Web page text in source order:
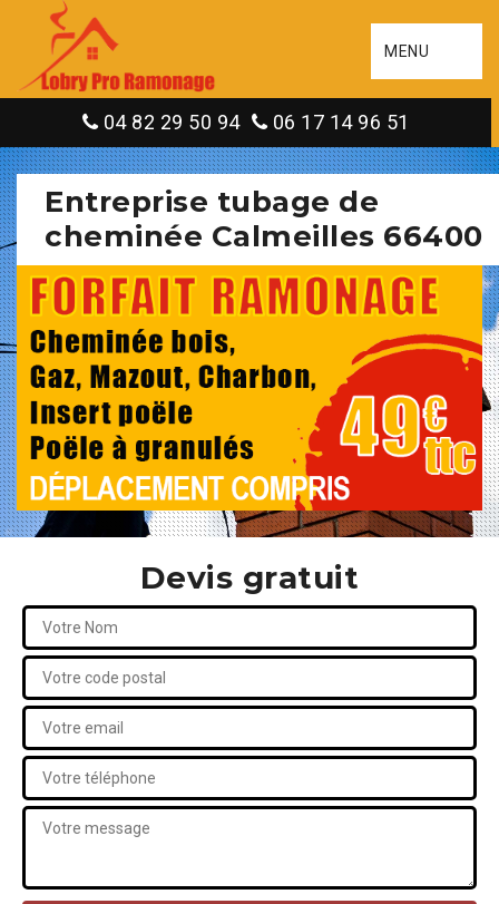
MENU
04 82 29 50 94 06 17 14 96 51
Entreprise tubage de
cheminée Calmeilles 66400
Devis gratuit